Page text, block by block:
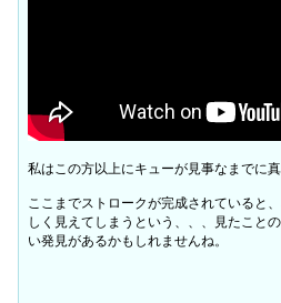
私はこの方以上にキューが見事なまでに
ここまでストロークが完成されていると
しく見えてしまうという、、、見たこと
い発見があるかもしれませんね。